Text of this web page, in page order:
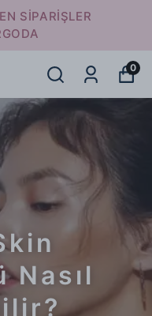
SİPARİŞLER
0
Nasıl